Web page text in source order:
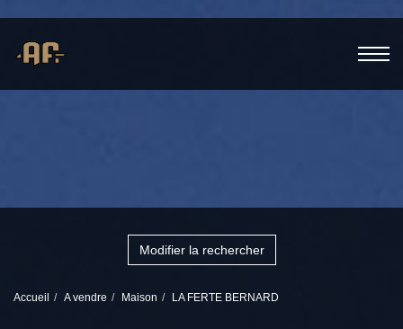
Modifier la rechercher
Accueil A vendre Maison LA FERTE BERNARD